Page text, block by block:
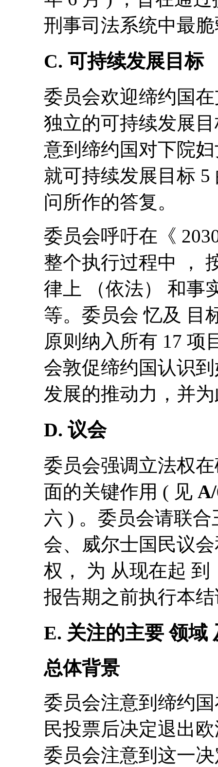
刑事司法系统中最
C. 可持续发展目标
委员会欢迎缔约国
独立的可持续发展
意到缔约国对下院
就可持续发展目标
问所作的答复。
委员会呼吁在《
整个执行过程中 ，
律上 （依法） 和事
等。委员会 忆及 目
原则纳入所有 17 项
会敦促缔约国认识
发展的推动力，并
D. 议会
委员会强调立法权
面的关键作用 ( 见
六 ) 。委员会请联
会、威尔士国民议
权， 为 从现在起
报告期之前执行本
E. 关注的主要 领域
总体背景
委员会注意到缔约
民投票后决定退出
委员会注意到这一